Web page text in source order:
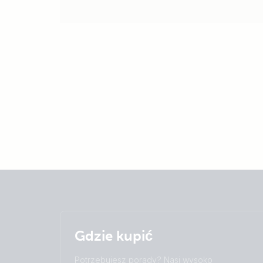
Gdzie kupić
Potrzebujesz porady? Nasi wysoko